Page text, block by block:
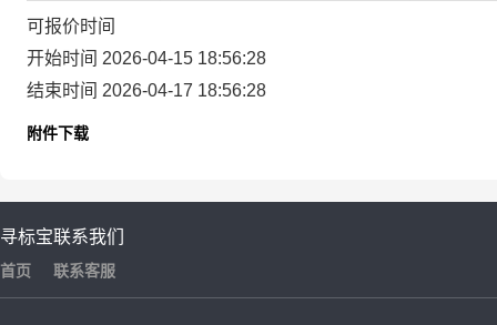
可报价时间
开始时间 2026-04-15 18:56:28
结束时间 2026-04-17 18:56:28
附件下载
寻标宝
首页
联系我们
联系客服